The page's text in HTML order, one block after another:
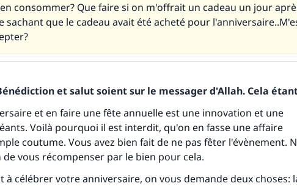
consommer? Que faire si on m'offrait un cadeau un jour
sachant que le cadeau avait été acheté pour
et salut soient sur le messager d'Allah. Cela
et en faire une fête annuelle est une innovation et une
Voilà pourquoi il est interdit, qu'on en fasse une affaire
coutume. Vous avez bien fait de ne pas fêter l'évènement.
de vous récompenser par le bien pour cela.
à célébrer votre anniversaire, on vous demande deux choses: